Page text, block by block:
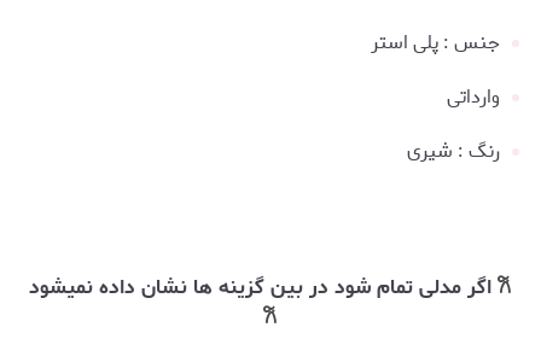
جنس : پلی استر
وارداتی
رنگ : شیری
𐙚اگر مدلی تمام شود در بین گزینه ها نشان داده نمیشود
𐙚